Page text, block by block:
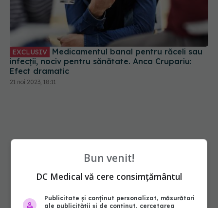
EXCLUSIV
infecții, nociv pentru sănătate. Anca Crupariu:
Efect dramatic
21 noi 2023, 18:11
Bun venit!
DC Medical vă cere consimțământul
Publicitate și conținut personalizat, măsurători
ale publicității și de conținut, cercetarea